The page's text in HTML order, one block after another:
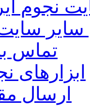
نجوم
تماس
ابزارهای
ارسال